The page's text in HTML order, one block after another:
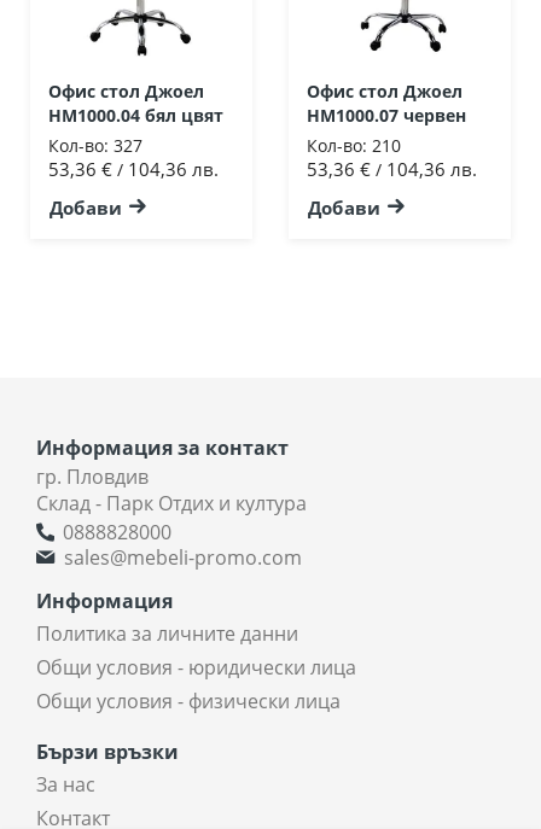
Офис стол Джоел
HM1000.04 бял цвят
Кол-во: 327
53,36 € / 104,36 лв.
Добави
Офис стол Джоел
HM1000.07 червен
Кол-во: 210
53,36 € / 104,36 лв.
Добави
Информация за контакт
гр. Пловдив
Склад - Парк Отдих и култура
0888828000
sales@mebeli-promo.com
Информация
Политика за личните данни
Общи условия - юридически лица
Общи условия - физически лица
Бързи връзки
За нас
Контакт